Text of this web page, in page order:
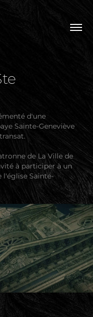
d'une
Sainte-Geneviève
de La Ville de
à participer à un
Sainte-